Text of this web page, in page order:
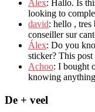
Alex: Hallo. Is
looking to
david: hello , tres
conseiller sur
Álex: Do you
sticker? This
Achoo: I bought
knowing
De + veel